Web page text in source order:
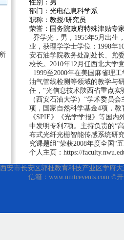
性别：男
部门：光电信息科学系
职称：教授/研究员
荣誉：国务院政府特殊津贴专
乔学光，男，1955年5月出生
业，获理学学士学位；1998年
安石油学院教务处副处长、党
校长。2010年12月任西北大学
1999至2000年在美国麻省理
油气管线检测等领域的教学与
任，“光信息技术陕西省重点实
（西安石油大学）”学术委员
项，国家自然科学基金4项，教
《SPIE》《光学学报》等国
中发明专利7项。主持负责的“
布式光纤光栅智能传感系统研
究课题组”荣获2008年度全国“
个人主页： https://
安市长安区郭杜教育科技产业区学府
信箱：www.nmtcevents.com ©